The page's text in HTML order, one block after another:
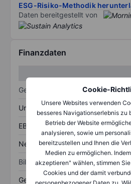
Cookie-
Unsere Websites verwenden
besseres Navigationserlebnis zu
Betrieb der Website
analysieren, sowie um
bereitzustellen und Ihnen die
Medien zu ermöglichen.
akzeptieren" wählen, stimmen
Cookies und der damit
ESG-Risiko-Methodik
Daten bereitgestellt von
Finanzdaten
Gewinn- und Verlustrechnung
Umsatz
EBITDA
Nettoeinkommen
Bilanz
Gesamtvermögen